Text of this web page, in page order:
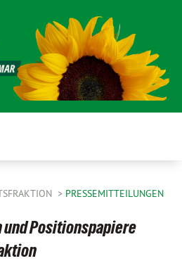
PRESSEMITTEILUNGEN
Positionspapiere